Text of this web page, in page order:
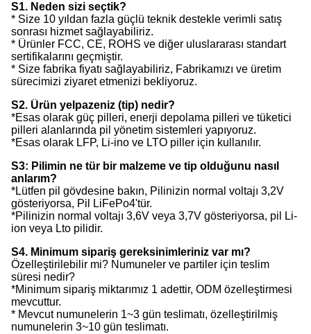
S1. Neden sizi seçtik?
* Size 10 yıldan fazla güçlü teknik destekle verimli satış
sonrası hizmet sağlayabiliriz.
* Ürünler FCC, CE, ROHS ve diğer uluslararası standart
sertifikalarını geçmiştir.
* Size fabrika fiyatı sağlayabiliriz, Fabrikamızı ve üretim
sürecimizi ziyaret etmenizi bekliyoruz.
S2. Ürün yelpazeniz (tip) nedir?
*Esas olarak güç pilleri, enerji depolama pilleri ve tüketici
pilleri alanlarında pil yönetim sistemleri yapıyoruz.
*Esas olarak LFP, Li-ino ve LTO piller için kullanılır.
S3: Pilimin ne tür bir malzeme ve tip olduğunu nasıl
anlarım?
*Lütfen pil gövdesine bakın, Pilinizin normal voltajı 3,2V
gösteriyorsa, Pil LiFePo4'tür.
*Pilinizin normal voltajı 3,6V veya 3,7V gösteriyorsa, pil Li-
ion veya Lto pilidir.
S4. Minimum sipariş gereksinimleriniz var mı?
Özelleştirilebilir mi? Numuneler ve partiler için teslim
süresi nedir?
*Minimum sipariş miktarımız 1 adettir, ODM özelleştirmesi
mevcuttur.
* Mevcut numunelerin 1~3 gün teslimatı, özelleştirilmiş
numunelerin 3~10 gün teslimatı.